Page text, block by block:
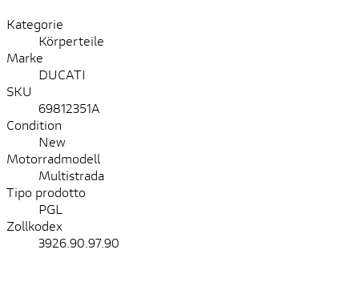
Kategorie
Körperteile
Marke
DUCATI
SKU
69812351A
Condition
New
Motorradmodell
Multistrada
Tipo prodotto
PGL
Zollkodex
3926.90.97.90